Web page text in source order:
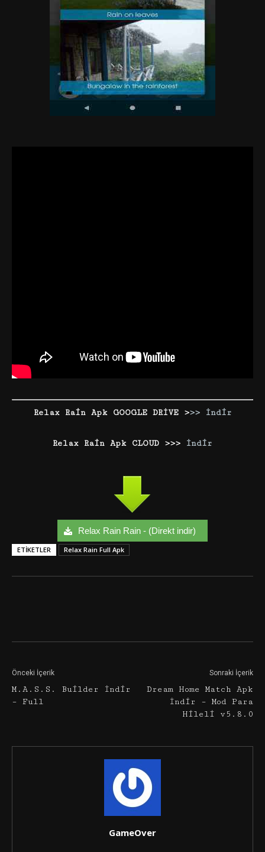
Relax Rain Apk GOOGLE DRİVE >>> İndir
Relax Rain Apk CLOUD >>> İndir
Relax Rain Rain - (Direkt indir)
ETIKETLER Relax Rain Full Apk
Önceki İçerik
M.A.S.S. Builder İndir
– Full
Sonraki İçerik
Dream Home Match Apk
İndir – Mod Para
Hileli v5.8.0
GameOver